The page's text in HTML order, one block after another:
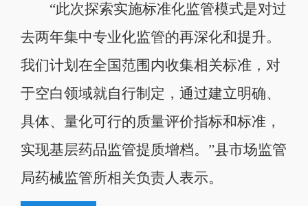
“此次探索实施标准化监管模式是对过
去两年集中专业化监管的再深化和提升。
我们计划在全国范围内收集相关标准，对
于空白领域就自行制定，通过建立明确、
具体、量化可行的质量评价指标和标准，
实现基层药品监管提质增档。”县市场监管
局药械监管所相关负责人表示。